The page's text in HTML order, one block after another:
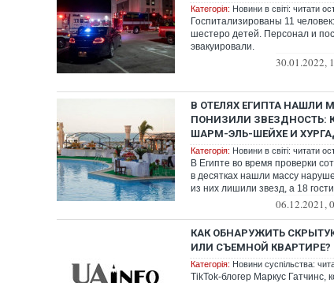
Категорія: Новини в світі: читати
Госпитализированы 11
шестеро детей. Персонал и
эвакуировали.
30.01.2022,
В ОТЕЛЯХ ЕГИПТА НАШЛИ
ПОНИЗИЛИ ЗВЕЗДНОСТЬ:
ШАРМ-ЭЛЬ-ШЕЙХЕ И
Категорія: Новини в світі: читати
В Египте во время проверки
в десятках нашли массу
из них лишили звезд, а 18
06.12.2021,
КАК ОБНАРУЖИТЬ
ИЛИ СЪЕМНОЙ КВАРТИРЕ?
Категорія: Новини суспільства:
TikTok-блогер Маркус Гатчинс,